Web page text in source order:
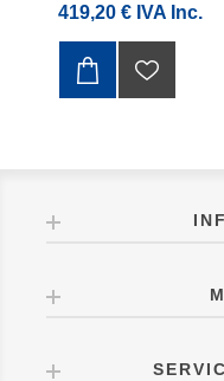
419,20 € IVA Inc.